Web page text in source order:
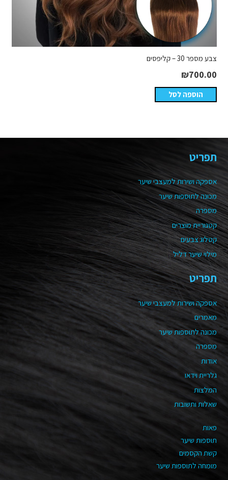
צבע מספר 30 – קליפסים
₪700.00
הוספה לסל
תפריט
אספקה ושירות למעצבי שיער
מכונה לתוספות שיער
מספרה
קטגוריית מוצרים
קטלוג צבעים
מילוי שיער דליל
תפריט
אספקה ושירות למעצבי שיער
מאמרים
מכונה לתוספות שיער
מספרה
אודות
גלריית וידאו
המלצות
שאלות ותשובות
פאות
תוספות שיער
קשת הקסמים
מומחה לתוספות שיער